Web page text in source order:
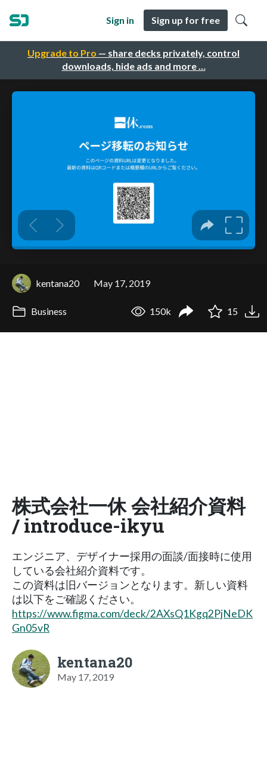
Upgrade to Pro — share decks privately, control
downloads, hide ads and more …
Sign in Sign up for free
kentana20 May 17, 2019
Business 150k 15
株式会社一休 会社紹介資料
/ introduce-ikyu
エンジニア、デザイナー採用の面談/面接時に使用
している会社紹介資料です。
この資料は旧バージョンとなります。新しい資料
は以下をご確認ください。
https://www.figma.com/deck/2AXsQ1Kgq2PjNeDK
Gn05vR
kentana20
May 17, 2019